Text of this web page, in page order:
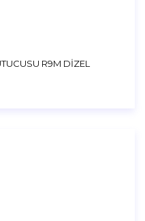
R9M DİZEL